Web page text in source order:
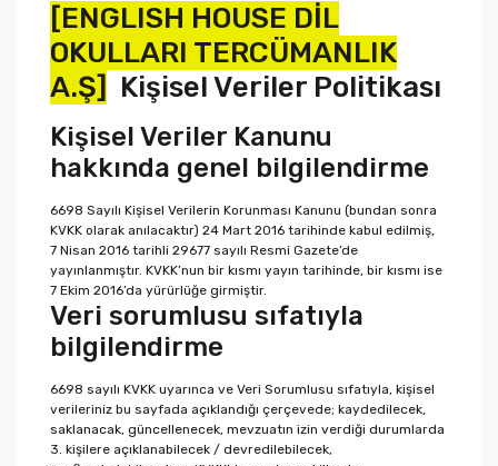
[ENGLISH HOUSE DİL
OKULLARI TERCÜMANLIK
A.Ş]
Kişisel Veriler Politikası
Kişisel Veriler Kanunu
hakkında genel bilgilendirme
6698 Sayılı Kişisel Verilerin Korunması Kanunu (bundan sonra
KVKK olarak anılacaktır) 24 Mart 2016 tarihinde kabul edilmiş,
7 Nisan 2016 tarihli 29677 sayılı Resmi Gazete’de
yayınlanmıştır. KVKK’nun bir kısmı yayın tarihinde, bir kısmı ise
7 Ekim 2016’da yürürlüğe girmiştir.
Veri sorumlusu sıfatıyla
bilgilendirme
6698 sayılı KVKK uyarınca ve Veri Sorumlusu sıfatıyla, kişisel
verileriniz bu sayfada açıklandığı çerçevede; kaydedilecek,
saklanacak, güncellenecek, mevzuatın izin verdiği durumlarda
3. kişilere açıklanabilecek / devredilebilecek,